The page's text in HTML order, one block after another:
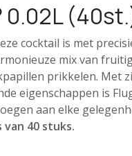
0.02L
cocktail is met
mix van
prikkelen. Met
eigenschappen is
aan elke
40 stuks.